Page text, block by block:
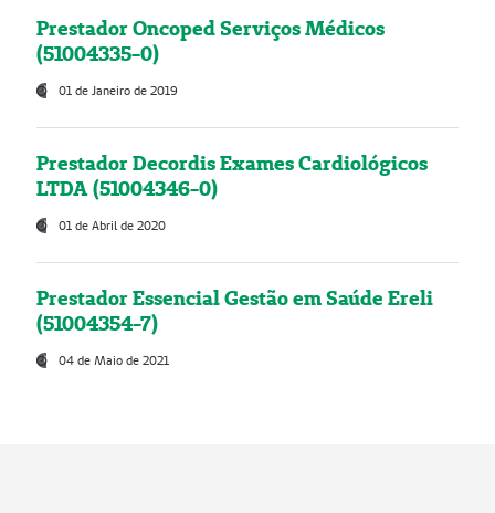
Prestador Oncoped Serviços Médicos
(51004335-0)
01 de Janeiro de 2019
Prestador Decordis Exames Cardiológicos
LTDA (51004346-0)
01 de Abril de 2020
Prestador Essencial Gestão em Saúde Ereli
(51004354-7)
04 de Maio de 2021